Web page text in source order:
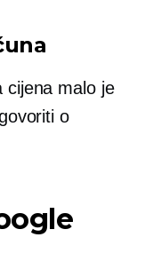
cijena malo je
o